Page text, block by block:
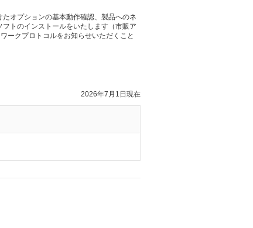
オプションの基本動作確認、製品へのネ
トのインストールをいたします（市販ア
ークプロトコルをお知らせいただくこと
2026年7月1日現在